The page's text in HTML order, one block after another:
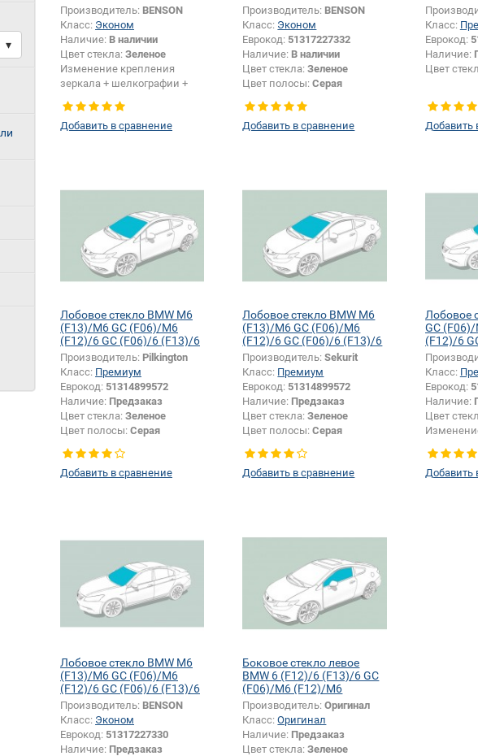
▾
(F13)/M6 GC (F06)
Производитель: BENSON
Класс: Эконом
Наличие: В наличии
Цвет стекла: Зеленое
Изменение крепления
зеркала + шелкографии +
датчика: Да
Добавить в сравнение
(F06)/M6 (F12)
Производитель: BENSON
Класс: Эконом
Еврокод: 51317227332
Наличие: В наличии
Цвет стекла:Зеленое
Цвет полосы:Серая
Появление или изменение
шелкографии:
Добавить в сравнение
(F06)
Класс:
Еврокод:
Наличие:
Цвет
Добавить
Лобовое стекло BMW M6
(F13)/M6 GC (F06)/M6
(F12)/6 GC (F06)/6 (F13)/6
(F12)
Производитель: Pilkington
Класс: Премиум
Еврокод: 51314899572
Наличие: Предзаказ
Цвет стекла: Зеленое
Цвет полосы: Серая
Изменение крепления
зеркала + шелкографии +
датчика:Да
Добавить в сравнение
Лобовое стекло BMW M6
(F13)/M6 GC (F06)/M6
(F12)/6 GC (F06)/6 (F13)/6
(F12)
Производитель:Sekurit
Класс: Премиум
Еврокод: 51314899572
Наличие: Предзаказ
Цвет стекла:Зеленое
Цвет полосы:Серая
Изменение крепления
зеркала + шелкографии +
датчика:Да
Добавить в сравнение
Лобовое
GC
(F12)/6
(F12)
Класс:
Еврокод:
Наличие:
Цвет
зеркала
датчика:
Добавить
Лобовое стекло BMW M6
(F13)/M6 GC (F06)/M6
(F12)/6 GC (F06)/6 (F13)/6
(F12)
Производитель: BENSON
Класс: Эконом
Еврокод: 51317227330
Наличие: Предзаказ
Боковое стекло левое
BMW 6 (F12)/6 (F13)/6 GC
(F06)/M6 (F12)/M6
(F13)/M6 GC (F06)
Производитель:Оригинал
Класс:Оригинал
Наличие: Предзаказ
Цвет стекла:Зеленое